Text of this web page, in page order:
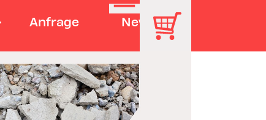
Anfrage News